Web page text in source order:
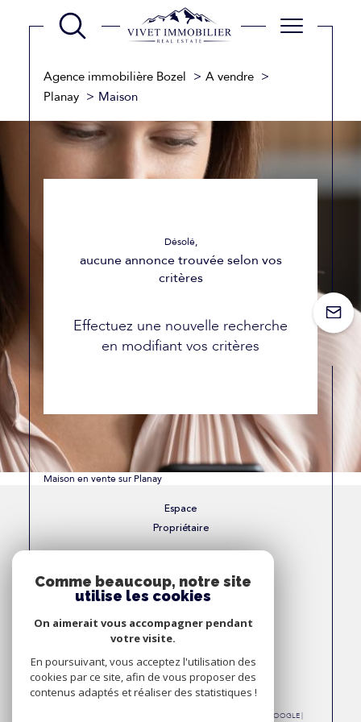
Agence immobilière Bozel
A vendre
Planay
Maison
Désolé,
aucune annonce trouvée selon vos
critères
Effectuez une nouvelle recherche
en modifiant vos critères
Maison en vente sur Planay
Espace
Propriétaire
Adhérons
© 2026 | TOUS DROITS RÉSERVÉS | TRADUCTION POWERED BY GOOGLE |
Comme beaucoup, notre site
utilise les cookies
On aimerait vous accompagner pendant
votre visite.
En poursuivant, vous acceptez l'utilisation des
cookies par ce site, afin de vous proposer des
contenus adaptés et réaliser des statistiques !